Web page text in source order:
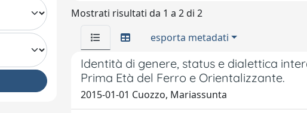
Mostrati risultati da 1 a 2 di 2
esporta metadati
Identità di genere, status e dialettica
Prima Età del Ferro e Orientalizzante.
2015-01-01 Cuozzo, Mariassunta